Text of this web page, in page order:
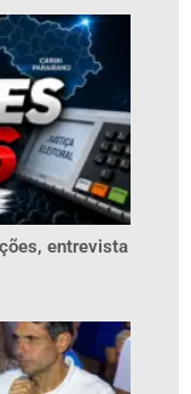
entrevista